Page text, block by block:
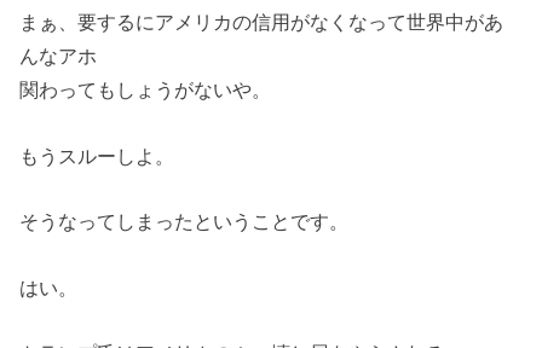
まぁ、要するにアメリカの信用がなくなって世界中があ
んなアホ
関わってもしょうがないや。
もうスルーしよ。
そうなってしまったということです。
はい。